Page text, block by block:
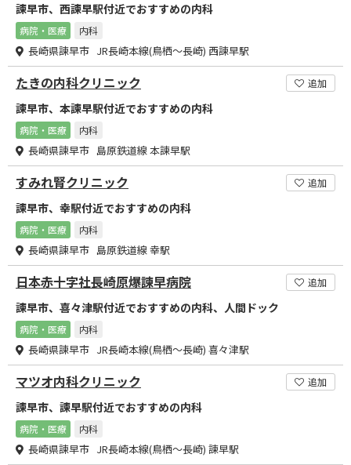
諫早市、西諫早駅付近でおすすめの内科
病院・医療 内科
長崎県諫早市 JR長崎本線(鳥栖～長崎) 西諫早駅
たきの内科クリニック 追加
諫早市、本諫早駅付近でおすすめの内科
病院・医療 内科
長崎県諫早市 島原鉄道線 本諫早駅
すみれ腎クリニック 追加
諫早市、幸駅付近でおすすめの内科
病院・医療 内科
長崎県諫早市 島原鉄道線 幸駅
日本赤十字社長崎原爆諫早病院 追加
諫早市、喜々津駅付近でおすすめの内科、人間ドック
病院・医療 内科
長崎県諫早市 JR長崎本線(鳥栖～長崎) 喜々津駅
マツオ内科クリニック 追加
諫早市、諫早駅付近でおすすめの内科
病院・医療 内科
長崎県諫早市 JR長崎本線(鳥栖～長崎) 諫早駅